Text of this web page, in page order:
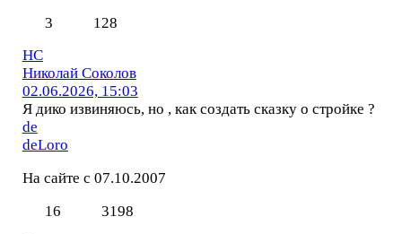
3
128
НС
Николай Соколов
02.06.2026, 15:03
Я дико извиняюсь, но , как создать сказку о стройке ?
de
deLoro
На сайте с 07.10.2007
16
3198